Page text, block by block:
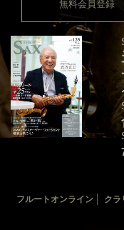
無料会員登録
フルートオンライン クラ